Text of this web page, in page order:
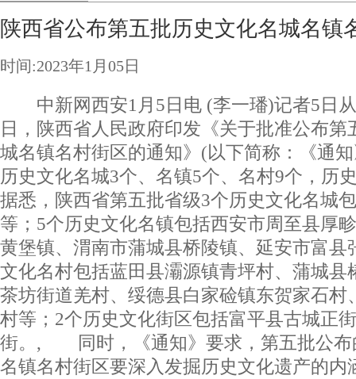
陕西省公布第五批历史文化名城名镇
时间:2023年1月05日
中新网西安1月5日电 (李一璠)记者5日
日，陕西省人民政府印发《关于批准公布第
城名镇名村街区的通知》(以下简称：《通
历史文化名城3个、名镇5个、名村9个，
据悉，陕西省第五批省级3个历史文化名城
等；5个历史文化名镇包括西安市周至县厚
黄堡镇、渭南市蒲城县桥陵镇、延安市富县
文化名村包括蓝田县灞源镇青坪村、蒲城县
茶坊街道羌村、绥德县白家硷镇东贺家石村
村等；2个历史文化街区包括富平县古城正
街。, 同时，《通知》要求，第五批公布
名镇名村街区要深入发掘历史文化遗产的内